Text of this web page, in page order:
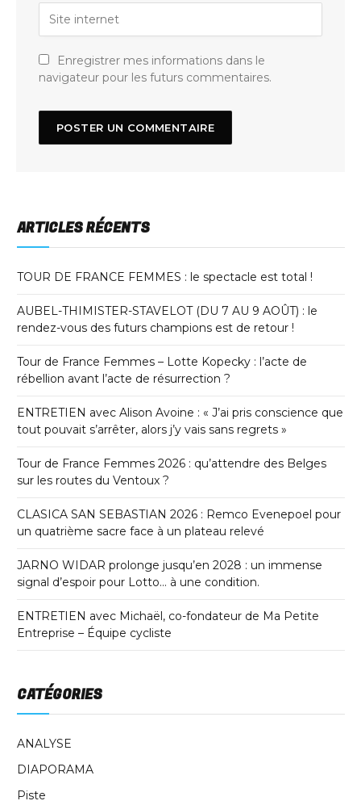
Enregistrer mes informations dans le
navigateur pour les futurs commentaires.
ARTICLES RÉCENTS
TOUR DE FRANCE FEMMES : le spectacle est total !
AUBEL-THIMISTER-STAVELOT (DU 7 AU 9 AOÛT) : le
rendez-vous des futurs champions est de retour !
Tour de France Femmes – Lotte Kopecky : l’acte de
rébellion avant l’acte de résurrection ?
ENTRETIEN avec Alison Avoine : « J’ai pris conscience que
tout pouvait s’arrêter, alors j’y vais sans regrets »
Tour de France Femmes 2026 : qu’attendre des Belges
sur les routes du Ventoux ?
CLASICA SAN SEBASTIAN 2026 : Remco Evenepoel pour
un quatrième sacre face à un plateau relevé
JARNO WIDAR prolonge jusqu’en 2028 : un immense
signal d’espoir pour Lotto… à une condition.
ENTRETIEN avec Michaël, co-fondateur de Ma Petite
Entreprise – Équipe cycliste
CATÉGORIES
ANALYSE
DIAPORAMA
Piste